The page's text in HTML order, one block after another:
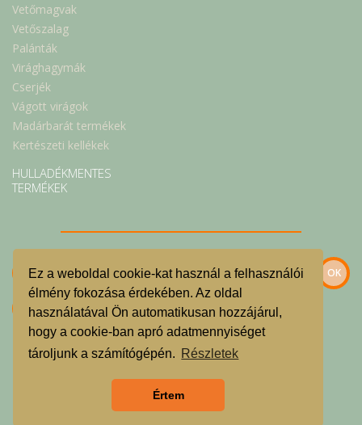
Ez a weboldal cookie-kat használ a felhasználói
élmény fokozása érdekében. Az oldal
használatával Ön automatikusan hozzájárul,
hogy a cookie-ban apró adatmennyiséget
tároljunk a számítógépén. Részletek
Értem
Vetőmagvak
Vetőszalag
Palánták
Virághagymák
Cserjék
Vágott virágok
Madárbarát termékek
Kertészeti kellékek
HULLADÉKMENTES
TERMÉKEK
Szeretnék feliratkozni a hírlevélre.
© Velencei-tavi Kosárközösség 2022.